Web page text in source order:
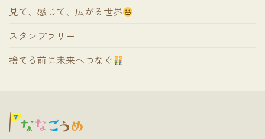
見て、感じて、広がる世界
スタンプラリー
捨てる前に未来へつなぐ